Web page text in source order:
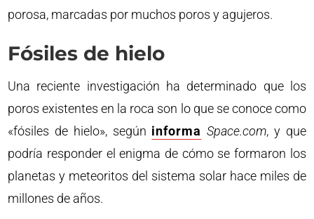
porosa, marcadas por muchos poros y agujeros.
Fósiles de hielo
Una reciente investigación ha determinado que los
poros existentes en la roca son lo que se conoce como
«fósiles de hielo», según informa Space.com, y que
podría responder el enigma de cómo se formaron los
planetas y meteoritos del sistema solar hace miles de
millones de años.